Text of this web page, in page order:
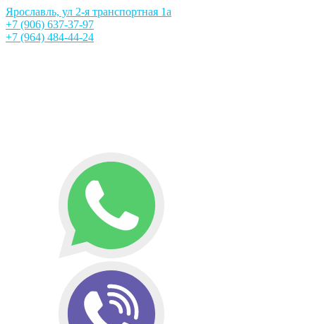
Ярославль, ул 2-я транспортная 1а
+7 (906) 637-37-97
+7 (964) 484-44-24